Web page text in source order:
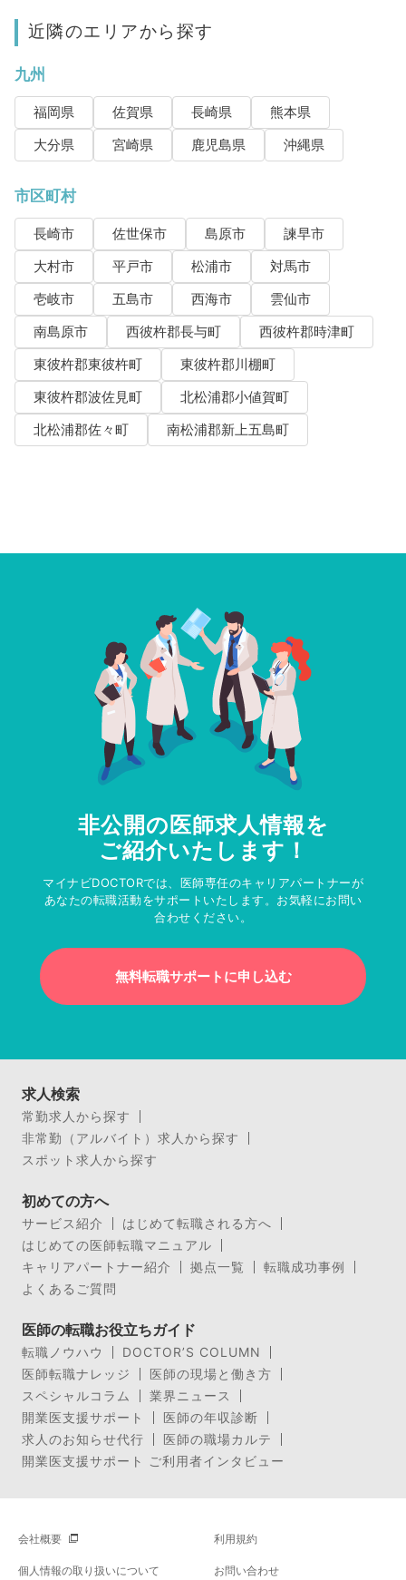
近隣のエリアから探す
九州
福岡県 佐賀県 長崎県
熊本県
大分県
宮崎県 鹿児島県 沖縄県
市区町村
長崎市 佐世保市 島原市
諫早市
大村市
平戸市 松浦市
対馬市
壱岐市
五島市 西海市
雲仙市
南島原市
西彼杵郡長与町
西彼杵郡時津町
東彼杵郡東彼杵町
東彼杵郡川棚町
東彼杵郡波佐見町
北松浦郡小値賀町
北松浦郡佐々町
南松浦郡新上五島町
非公開の医師求人情報を
ご紹介いたします！
マイナビDOCTORでは、医師専任のキャリアパートナーが
あなたの転職活動をサポートいたします。お気軽にお問い
合わせください。
無料転職サポートに申し込む
求人検索
常勤求人から探す
非常勤（アルバイト）求人から探す
スポット求人から探す
初めての方へ
サービス紹介
はじめて転職される方へ
はじめての医師転職マニュアル
キャリアパートナー紹介
拠点一覧
転職成功事例
よくあるご質問
医師の転職お役立ちガイド
転職ノウハウ
DOCTOR’S COLUMN
医師転職ナレッジ
医師の現場と働き方
スペシャルコラム
業界ニュース
開業医支援サポート
医師の年収診断
求人のお知らせ代行
医師の職場カルテ
開業医支援サポート ご利用者インタビュー
会社概要 利用規約
個人情報の取り扱いについて お問い合わせ